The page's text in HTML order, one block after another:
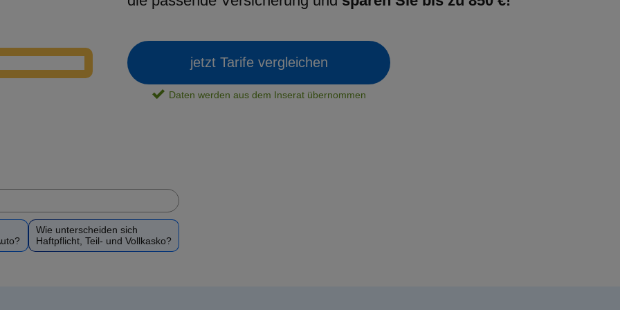
jetzt Tarife vergleichen
Daten werden aus dem Inserat übernommen
Wie unterscheiden sich
Haftpflicht, Teil- und Vollkasko?